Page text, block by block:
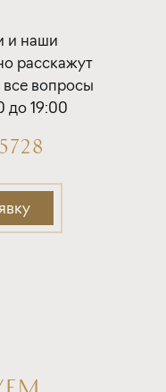
и наши
расскажут
все вопросы
до 19:00